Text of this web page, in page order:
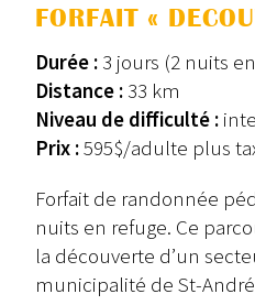
FORFAIT «
Durée : 3 jours (2 nuits
Distance : 33 km
Niveau de difficulté :
Prix :595$/adulte plus
Forfait de randonnée
nuits en refuge. Ce
la découverte d’un
municipalité de St-